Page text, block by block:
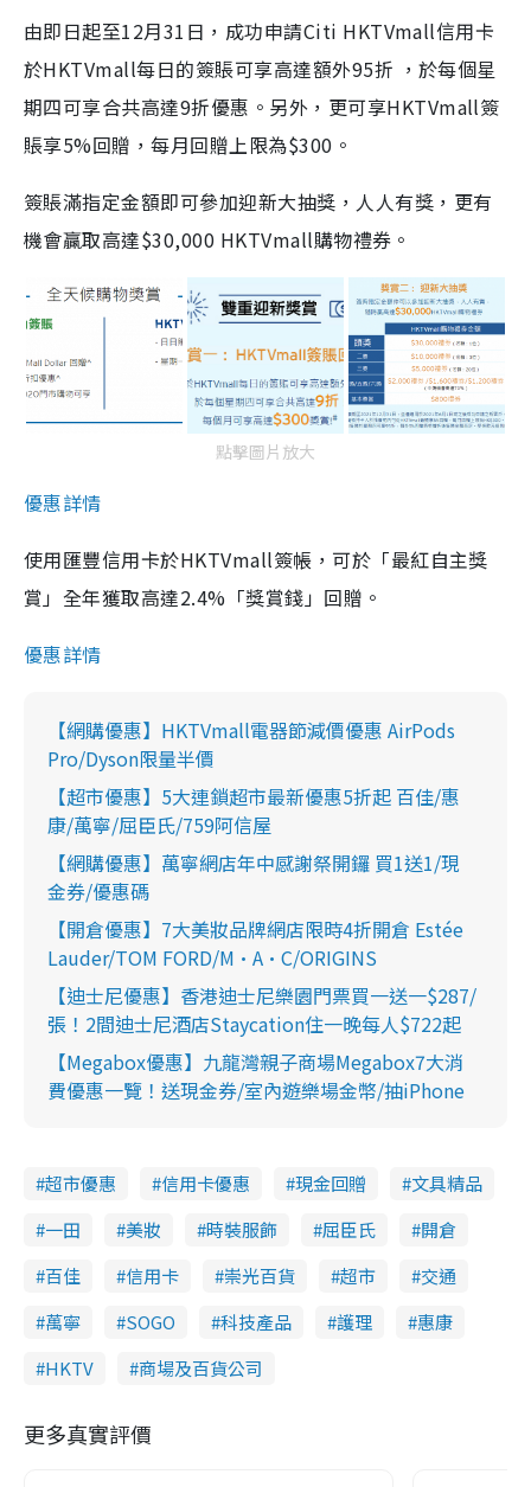
由即日起至12月31日，成功申請Citi HKTVmall信用卡
於HKTVmall每日的簽賬可享高達額外95折 ，於每個星
期四可享合共高達9折優惠。另外，更可享HKTVmall簽
賬享5%回贈，每月回贈上限為$300。
簽賬滿指定金額即可參加迎新大抽獎，人人有獎，更有
機會贏取高達$30,000 HKTVmall購物禮券。
點擊圖片放大
優惠詳情
使用匯豐信用卡於HKTVmall簽帳，可於「最紅自主獎
賞」全年獲取高達2.4%「獎賞錢」回贈。
優惠詳情
【網購優惠】HKTVmall電器節減價優惠 AirPods
Pro/Dyson限量半價
【超市優惠】5大連鎖超市最新優惠5折起 百佳/惠
康/萬寧/屈臣氏/759阿信屋
【網購優惠】萬寧網店年中感謝祭開鑼 買1送1/現
金券/優惠碼
【開倉優惠】7大美妝品牌網店限時4折開倉 Estée
Lauder/TOM FORD/M·A·C/ORIGINS
【迪士尼優惠】香港迪士尼樂園門票買一送一$287/
張！2間迪士尼酒店Staycation住一晚每人$722起
【Megabox優惠】九龍灣親子商場Megabox7大消
費優惠一覽！送現金券/室內遊樂場金幣/抽iPhone
超市優惠 信用卡優惠 現金回贈
文具精品
一田
美妝 時裝服飾 屈臣氏
開倉
百佳
信用卡 崇光百貨 超市
交通
萬寧
SOGO 科技產品 護理
惠康
HKTV
商場及百貨公司
更多真實評價